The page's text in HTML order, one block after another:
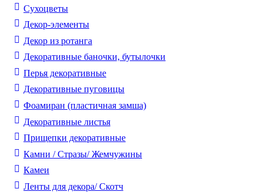
Cухоцветы
Декор-элементы
Декор из ротанга
Декоративные баночки, бутылочки
Перья декоративные
Декоративные пуговицы
Фоамиран (пластичная замша)
Декоративные листья
Прищепки декоративные
Камни / Cтразы/ Жемчужины
Камеи
Ленты для декора/ Скотч